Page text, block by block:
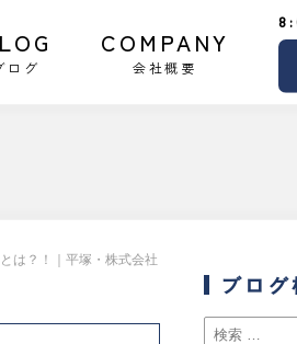
ログ
COMPANY
会社概要
は？！｜平塚・株式会社
ブログ